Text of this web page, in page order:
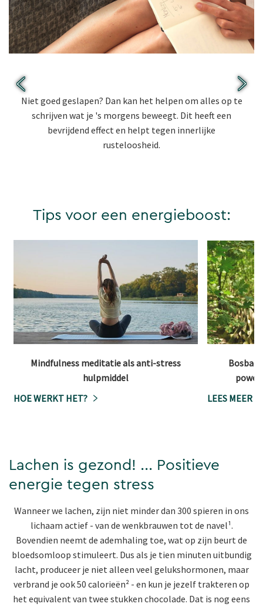
Niet goed geslapen? Dan kan het helpen om alles op te
schrijven wat je 's morgens beweegt. Dit heeft een
bevrijdend effect en helpt tegen innerlijke
rusteloosheid.
Tips voor een energieboost:
Mindfulness meditatie als anti-stress
hulpmiddel
HOE WERKT HET?
LEES MEER
Lachen is gezond! ... Positieve
energie tegen stress
Wanneer we lachen, zijn niet minder dan 300 spieren in ons
lichaam actief - van de wenkbrauwen tot de navel¹.
Bovendien neemt de ademhaling toe, wat op zijn beurt de
bloedsomloop stimuleert. Dus als je tien minuten uitbundig
lacht, produceer je niet alleen veel gelukshormonen, maar
verbrand je ook 50 calorieën² - en kun je jezelf trakteren op
het equivalent van twee stukken chocolade. Dat is nog eens